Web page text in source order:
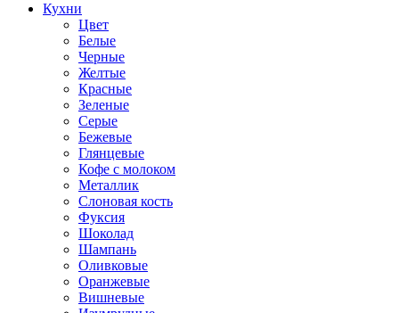
Кухни
Цвет
Белые
Черные
Желтые
Красные
Зеленые
Серые
Бежевые
Глянцевые
Кофе с молоком
Металлик
Слоновая кость
Фуксия
Шоколад
Шампань
Оливковые
Оранжевые
Вишневые